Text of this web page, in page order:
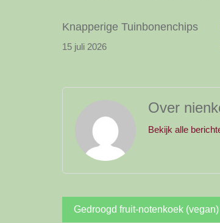
Knapperige Tuinbonenchips
15 juli 2026
Over
Bekijk alle
Bericht
Gedroogd fruit-notenkoek (vegan)